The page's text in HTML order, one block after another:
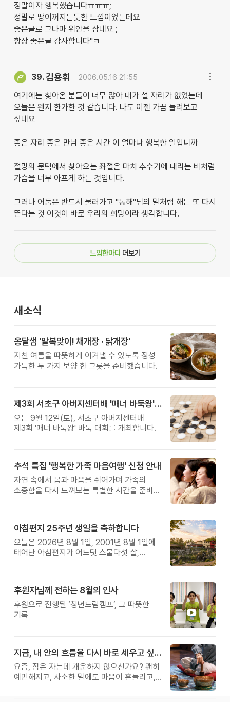
정말이자 행복했습니다ㅠㅠㅠ;
정말로 땅이꺼지는듯한 느낌이었는데요
좋은글로 그나마 위안을 삼네요 ;
항상 좋은글 감사합니다''ㅋ
39.김용휘 2006.05.16 21:55
여기에는 찾아온 분들이 너무 많아 내가 설 자리가 없었는데
오늘은 왠지 한가한 것 같습니다. 나도 이젠 가끔 들려보고
싶네요
좋은 자리 좋은 만남 좋은 시간 이 얼마나 행복한 일입니까
절망의 문턱에서 찾아오는 좌절은 마치 추수기에 내리는 비처럼
가슴을 너무 아프게 하는 것입니다.
그러나 어둠은 반드시 물러가고 "동해"님의 말처럼 해는 또 다시
뜬다는 것 이것이 바로 우리의 희망이라 생각합니다.
느낌한마디 더보기
새소식
옹달샘 '말복맞이! 채개장 · 닭개장'
지친 여름을 따뜻하게 이겨낼 수 있도록 정성
가득한 두 가지 보양 한 그릇을 준비했습니다.
제3회 서초구 아버지센터배 '매너 바둑왕' 대회
오는 9월 12일(토), 서초구 아버지센터배
제3회 '매너 바둑왕' 바둑 대회를 개최합니다.
추석 특집 '행복한 가족 마음여행' 신청 안내
자연 속에서 몸과 마음을 쉬어가며 가족의
소중함을 다시 느껴보는 특별한 시간을 준비해
아침편지 25주년 생일을 축하합니다
오늘은 2026년 8월 1일, 2001년 8월 1일에
태어난 아침편지가 어느덧 스물다섯 살,
후원자님께 전하는 8월의 인사
후원으로 진행된 ‘청년드림캠프’, 그 따뜻한
기록
지금, 내 안의 흐름을 다시 바로 세우고 싶다면
요즘, 잠은 자는데 개운하지 않으신가요? 괜히
예민해지고, 사소한 말에도 마음이 흔들리고,